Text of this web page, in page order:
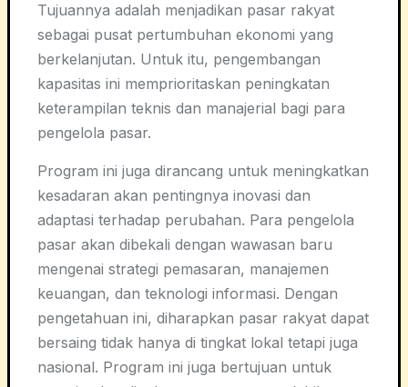
Tujuannya adalah menjadikan pasar rakyat
sebagai pusat pertumbuhan ekonomi yang
berkelanjutan. Untuk itu, pengembangan
kapasitas ini memprioritaskan peningkatan
keterampilan teknis dan manajerial bagi para
pengelola pasar.
Program ini juga dirancang untuk meningkatkan
kesadaran akan pentingnya inovasi dan
adaptasi terhadap perubahan. Para pengelola
pasar akan dibekali dengan wawasan baru
mengenai strategi pemasaran, manajemen
keuangan, dan teknologi informasi. Dengan
pengetahuan ini, diharapkan pasar rakyat dapat
bersaing tidak hanya di tingkat lokal tetapi juga
nasional. Program ini juga bertujuan untuk